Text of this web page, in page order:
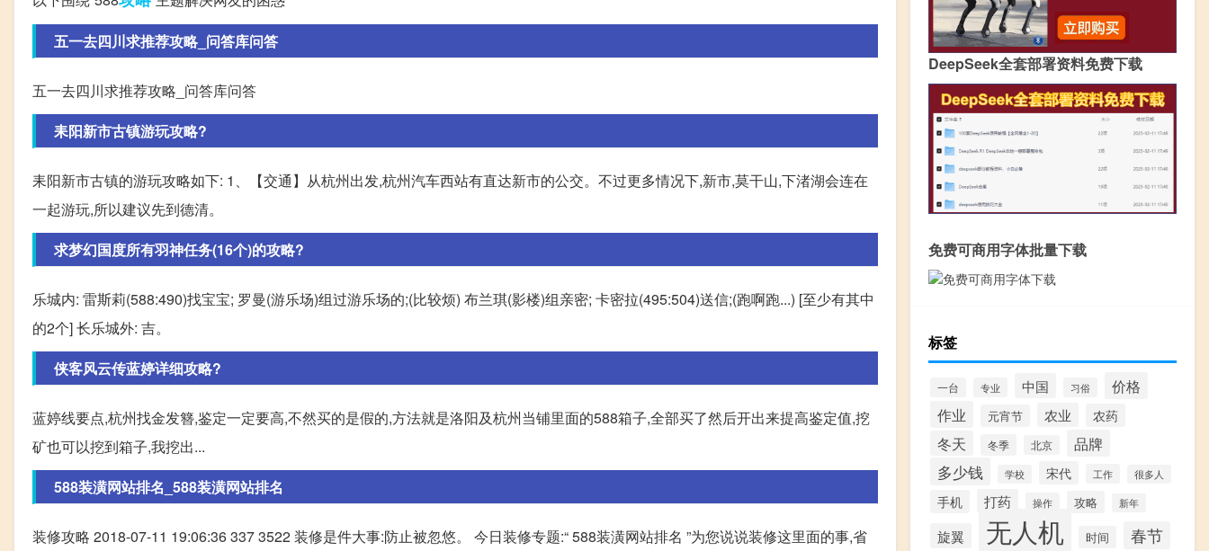
五一去四川求推荐攻略_问答库问答
五一去四川求推荐攻略_问答库问答
耒阳新市古镇游玩攻略?
耒阳新市古镇的游玩攻略如下: 1、【交通】从杭州出发,杭州汽车西站有直达新市的公交。不过更多情况下,新市,莫干山,下渚湖会连在
一起游玩,所以建议先到德清。
求梦幻国度所有羽神任务(16个)的攻略?
乐城内: 雷斯莉(588:490)找宝宝; 罗曼(游乐场)组过游乐场的;(比较烦) 布兰琪(影楼)组亲密; 卡密拉(495:504)送信;(跑啊跑...) [至少有其中
的2个] 长乐城外: 吉。
侠客风云传蓝婷详细攻略?
蓝婷线要点,杭州找金发簪,鉴定一定要高,不然买的是假的,方法就是洛阳及杭州当铺里面的588箱子,全部买了然后开出来提高鉴定值,挖
矿也可以挖到箱子,我挖出...
588装潢网站排名_588装潢网站排名
装修攻略 2018-07-11 19:06:36 337 3522 装修是件大事:防止被忽悠。 今日装修专题:“ 588装潢网站排名 ”为您说说装修这里面的事,省
DeepSeek全套部署资料免费下载
免费可商用字体批量下载
标签
一台 专业 中国 习俗
价格
作业
元宵节 农业 农药
冬天 冬季 北京 品牌
多少钱 学校 宋代 工作 很多人
手机 打药 操作 攻略 新年
旋翼 无人机 时间 春节